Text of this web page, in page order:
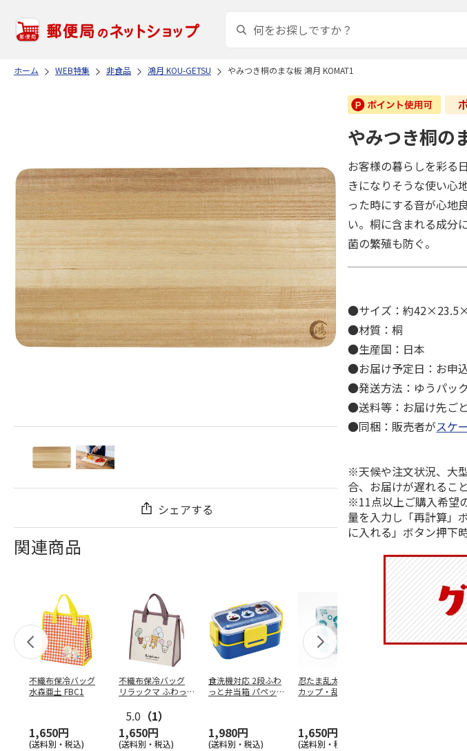
ホーム WEB特集 非食品 鴻月 KOU-GETSU やみつき桐のまな板 鴻月 KOMAT1
シェアする
関連商品
不織布保冷バッグ
水森亜土 FBC1
1,650円
(送料別・税込)
不織布保冷バッグ
リラックマ ふわっ
5.0 （1）
1,650円
(送料別・税込)
食洗機対応 2段ふわ
っと弁当箱 パペッ
1,980円
(送料別・税込)
忍たま乱太郎 マグ
カップ・乱太郎・き
1,650円
(送料別・税込)
やみつき桐の
お客様の暮らしを彩る
きになりそうな使い心
った時にする音が心地
い。桐に含まれる成分
菌の繁殖も防ぐ。
●サイズ：約
●材質：桐
●生産国：日本
●お届け予定日：お申
●発送方法：ゆうパック
●送料等：お届け先ご
●同梱：販売者がスケ
※天候や注文状況、大
合、お届けが遅れるこ
※11点以上ご購入希望
量を入力し「再計算」
に入れる」ボタン押下